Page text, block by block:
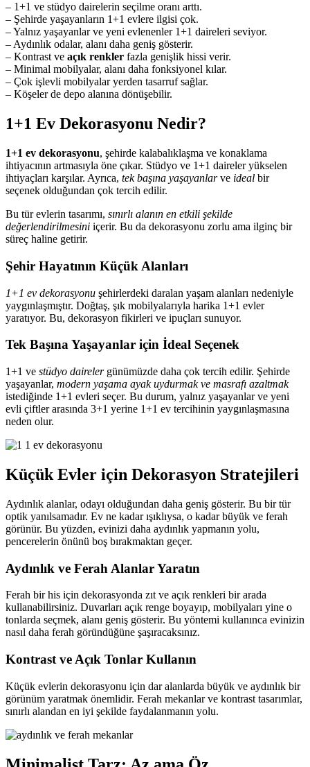
– 1+1 ve stüdyo dairelerin seçilme oranı arttı.
– Şehirde yaşayanların 1+1 evlere ilgisi çok.
– Yalnız yaşayanlar ve yeni evlenenler 1+1 daireleri seviyor.
– Aydınlık odalar, alanı daha geniş gösterir.
– Kontrast ve açık renkler fazla genişlik hissi verir.
– Minimal mobilyalar, alanı daha fonksiyonel kılar.
– Çok işlevli mobilyalar yerden tasarruf sağlar.
– Köşeler de depo alanına dönüşebilir.
1+1 Ev Dekorasyonu Nedir?
1+1 ev dekorasyonu, şehirde kalabalıklaşma ve konaklama
ihtiyacının artmasıyla öne çıkar. Stüdyo ve 1+1 daireler yükselen
ihtiyaçları karşılar. Ayrıca, tek başına yaşayanlarve ideal bir
seçenek olduğundan çok tercih edilir.
Bu tür evlerin tasarımı, sınırlı alanın en etkili şekilde
değerlendirilmesini içerir. Bu da dekorasyonu zorlu ama ilginç bir
süreç haline getirir.
Şehir Hayatının Küçük Alanları
1+1 ev dekorasyonu şehirlerdeki daralan yaşam alanları nedeniyle
yaygınlaşmıştır. Doğtaş, şık mobilyalarıyla harika 1+1 evler
yaratıyor. Bu, dekorasyon fikirleri ve ipuçları sunuyor.
Tek Başına Yaşayanlar için İdeal Seçenek
1+1 ve stüdyo dairelergünümüzde daha çok tercih edilir. Şehirde
yaşayanlar, modern yaşama ayak uydurmak ve masrafı azaltmak
istediğinde 1+1 evleri seçer. Bu durum, yalnız yaşayanlar ve yeni
evli çiftler arasında 3+1 yerine 1+1 ev tercihinin yaygınlaşmasına
neden olur.
Küçük Evler için Dekorasyon Stratejileri
Aydınlık alanlar, odayı olduğundan daha geniş gösterir. Bu bir tür
optik yanılsamadır. Ev ne kadar ışıklıysa, o kadar büyük ve ferah
görünür. Bu yüzden, evinizi daha aydınlık yapmanın yolu,
pencerelerin önünü boş bırakmaktan geçer.
Aydınlık ve Ferah Alanlar Yaratın
Ferah bir his için dekorasyonda zıt ve açık renkleri bir arada
kullanabilirsiniz. Duvarları açık renge boyayıp, mobilyaları yine o
tonlarda seçmek, alanı geniş gösterir. Bu yöntemi kullanınca evinizin
nasıl daha ferah göründüğüne şaşıracaksınız.
Kontrast ve Açık Tonlar Kullanın
Küçük evlerin dekorasyonu için dar alanlarda büyük ve aydınlık bir
görünüm yaratmak önemlidir. Ferah mekanlar ve kontrast tasarımlar,
sınırlı alandan en iyi şekilde faydalanmanın yolu.